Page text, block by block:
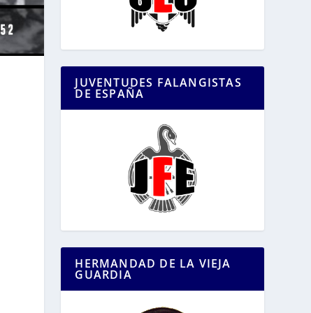
JUVENTUDES FALANGISTAS
DE ESPAÑA
HERMANDAD DE LA VIEJA
GUARDIA